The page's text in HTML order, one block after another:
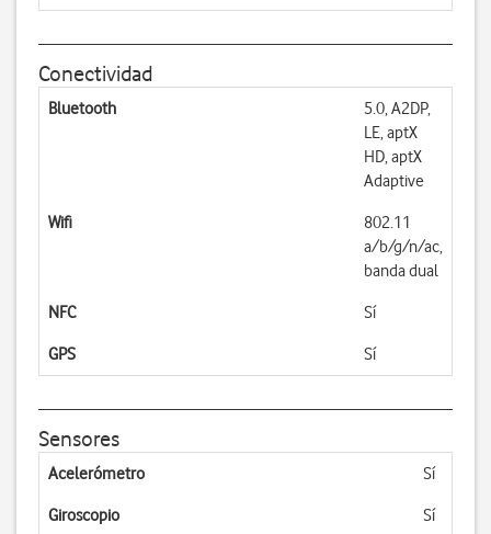
Conectividad
Bluetooth
5.0, A2DP,
LE, aptX
HD, aptX
Adaptive
Wifi
802.11
a/b/g/n/ac,
banda dual
NFC Sí
GPS Sí
Sensores
Acelerómetro Sí
Giroscopio Sí